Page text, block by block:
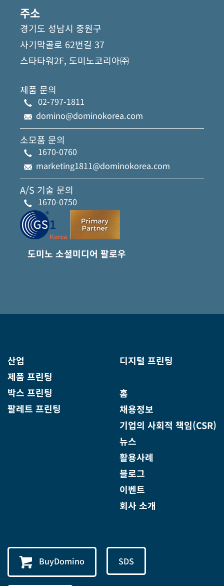
주소
경기도 성남시 중원구
사기막골로 62번길 37
스타타워2F, 도미노코리아㈜
제품 문의
02-797-1811
domino@dominokorea.com
소모품 문의
1670-0760
marketing1811@dominokorea.com
A/S 기술 문의
1670-0750
도미노 소셜미디어 팔로우
산업
제품 프린팅
박스 프린팅
팔레트 프린팅
디지털 프린팅
홈
채용정보
기업의 사회적 책임(CSR)
뉴스
활용사례
블로그
이벤트
회사 소개
BuyDomino SDS